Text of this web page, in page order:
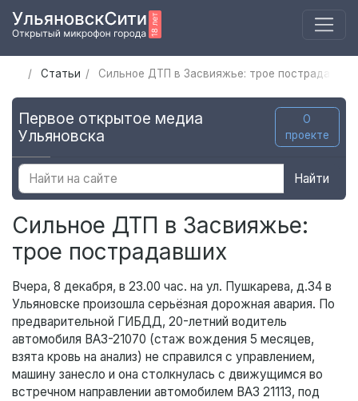
Статьи Сильное ДТП в Засвияжье: трое пострадавших
Первое открытое медиа
Ульяновска
О
проекте
Найти
Сильное ДТП в Засвияжье:
трое пострадавших
Вчера, 8 декабря, в 23.00 час. на ул. Пушкарева, д.34 в
Ульяновске произошла серьёзная дорожная авария. По
предварительной ГИБДД, 20-летний водитель
автомобиля ВАЗ-21070 (стаж вождения 5 месяцев,
взята кровь на анализ) не справился с управлением,
машину занесло и она столкнулась с движущимся во
встречном направлении автомобилем ВАЗ 21113, под